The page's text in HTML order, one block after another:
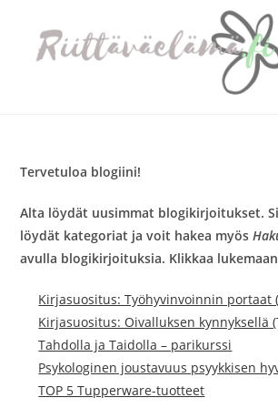
suoraan
sisältöön
Tervetuloa blogiini!
Alta löydät uusimmat blogikirjoitukset.
löydät kategoriat ja voit hakea myös
avulla blogikirjoituksia. Klikkaa
Kirjasuositus: Työhyvinvoinnin portaat
Kirjasuositus: Oivalluksen kynnyksellä
Tahdolla ja Taidolla – parikurssi
Psykologinen joustavuus psyykkisen
TOP 5 Tupperware-tuotteet